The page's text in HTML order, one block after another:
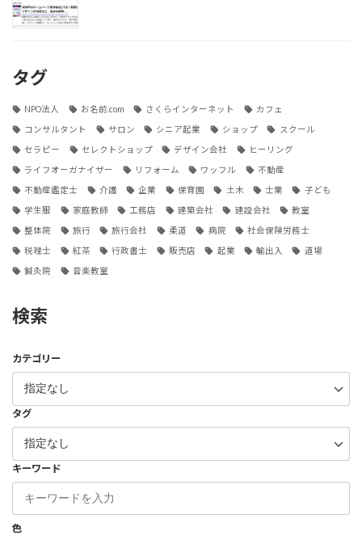
タグ
NPO法人 お名前.com さくらインターネット カフェ
コンサルタント サロン シニア起業 ショップ スクール
セラピー セレクトショップ デザイン会社 ヒーリング
ライフオーガナイザー リフォーム ワッフル 不動産
不動産鑑定士 介護 企業 保育園 土木 士業 子ども
学生服 家庭教師 工務店 建築会社 建設会社 教室
整体院 旅行 旅行会社 柔道 病院 社会保険労務士
税理士 紅茶 行政書士 販売店 起業 輸出入 道場
鍼灸院 音楽教室
検索
カテゴリー
タグ
キーワード
色